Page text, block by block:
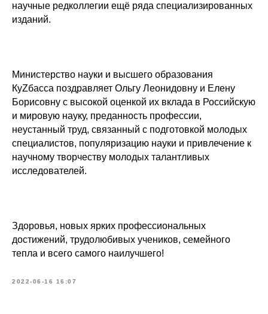
научные редколлегии ещё ряда специализированных
изданий.
Министерство науки и высшего образования
КуZбасса поздравляет Ольгу Леонидовну и Елену
Борисовну с высокой оценкой их вклада в Российскую
и мировую науку, преданность профессии,
неустанный труд, связанный с подготовкой молодых
специалистов, популяризацию науки и привлечение к
научному творчеству молодых талантливых
исследователей.
Здоровья, новых ярких профессиональных
достижений, трудолюбивых учеников, семейного
тепла и всего самого наилучшего!
2022-06-16 16:07